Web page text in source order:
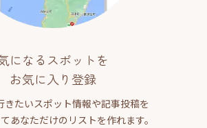
になるスポットを
お気に入り登録
きたいスポット情報や記事投稿を
あなただけのリストを作れます。